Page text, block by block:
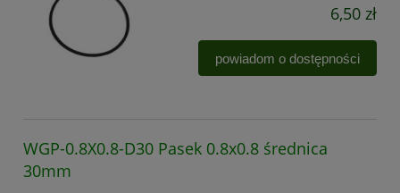
6,50 zł
powiadom o dostępności
WGP-0.8X0.8-D30 Pasek 0.8x0.8 średnica
30mm